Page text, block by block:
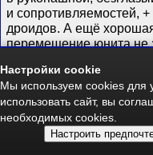
и сопротивляемостей,
дроидов. А ещё хорошая
перемещение юнита не
всей арене, стреляют и
больше одного стека. И
нет (в тех частях, где
Не надо так...
Настройки cookie
Мы используем cookies для
использовать сайт, вы
необходимых cookies.
Настроить